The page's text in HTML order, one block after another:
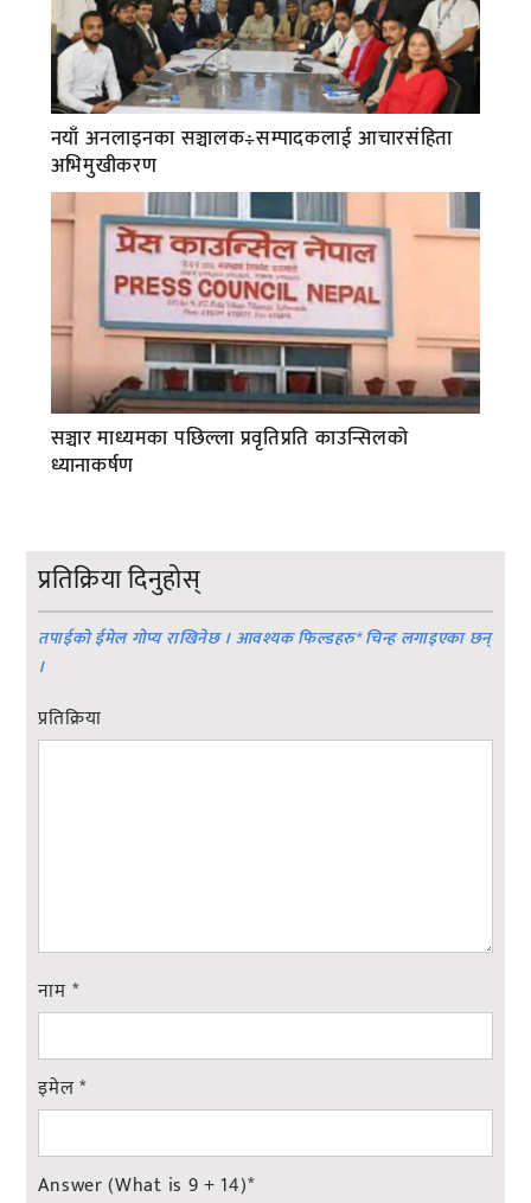
नयाँ अनलाइनका सञ्चालक÷सम्पादकलाई आचारसंहिता
अभिमुखीकरण
सञ्चार माध्यमका पछिल्ला प्रवृतिप्रति काउन्सिलको
ध्यानाकर्षण
प्रतिक्रिया दिनुहोस्
तपाईको ईमेल गोप्य राखिनेछ । आवश्यक फिल्डहरु*चिन्ह लगाइएका छन्
।
प्रतिक्रिया
नाम *
इमेल*
Answer (What is 9 + 14)*